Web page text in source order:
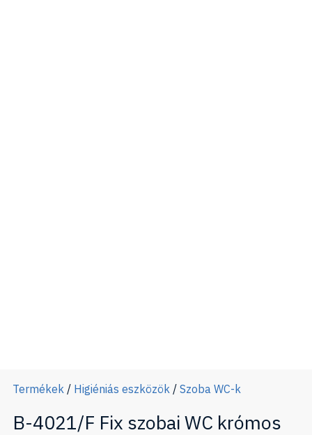
Termékek / Higiéniás eszközök / Szoba WC-k
B-4021/F Fix szobai WC krómos